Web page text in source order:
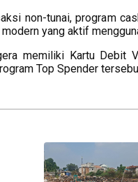
non-tunai, program
yang aktif
memiliki Kartu Debit
Top Spender